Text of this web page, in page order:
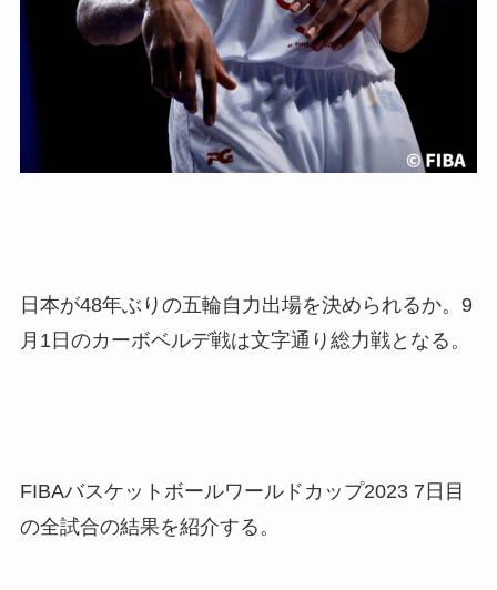
日本が48年ぶりの五輪自力出場を決められるか。9
月1日のカーボベルデ戦は文字通り総力戦となる。
FIBAバスケットボールワールドカップ2023 7日目
の全試合の結果を紹介する。